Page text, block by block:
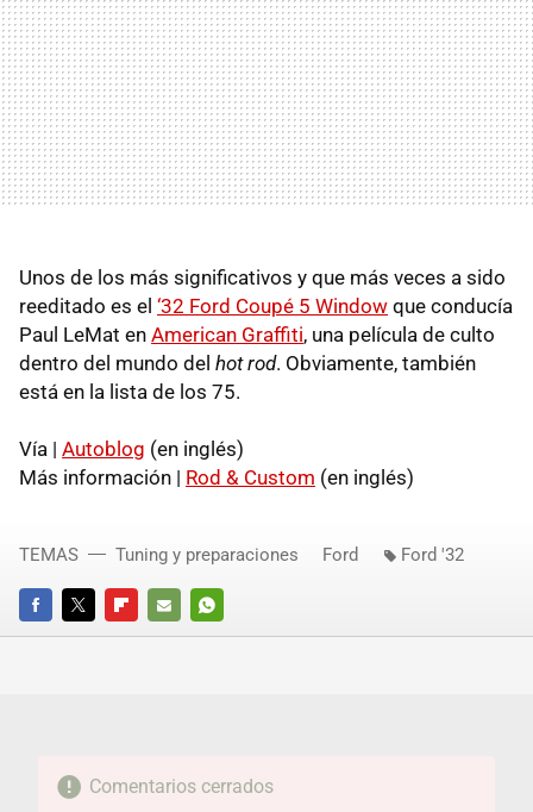
Unos de los más significativos y que más veces a sido
reeditado es el ‘32 Ford Coupé 5 Window que conducía
Paul LeMat en American Graffiti, una película de culto
dentro del mundo del hot rod. Obviamente, también
está en la lista de los 75.
Vía | Autoblog (en inglés)
Más información | Rod & Custom (en inglés)
FACEBOOKTWITTERFLIPBOARD
E-
WHATSAPP
TEMAS Tuning y preparaciones Ford Ford '32
Comentarios cerrados